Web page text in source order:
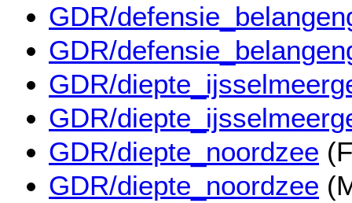
GDR/
GDR/
GDR/
GDR/
GDR/diepte_noordzee
GDR/diepte_noordzee